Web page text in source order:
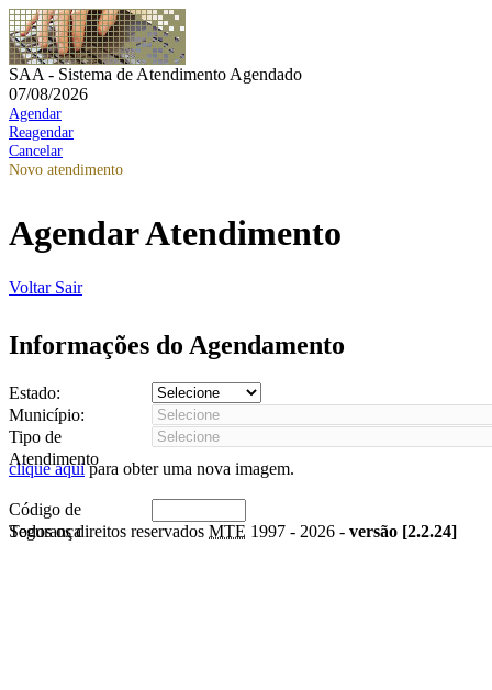
SAA - Sistema de Atendimento Agendado
07/08/2026
Agendar
Reagendar
Cancelar
Novo atendimento
Agendar Atendimento
Voltar Sair
Informações do Agendamento
Estado:
Município:
Tipo de
Atendimento
clique aquipara obter uma nova imagem.
Código de
Segurança
Todos os direitos reservados MTE 1997 - 2026 - versão [2.2.24]